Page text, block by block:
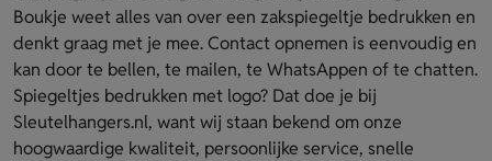
Boukje weet alles van over een zakspiegeltje bedrukken en
denkt graag met je mee. Contact opnemen is eenvoudig en
kan door te bellen, te mailen, te WhatsAppen of te chatten.
Spiegeltjes bedrukken met logo? Dat doe je bij
Sleutelhangers.nl, want wij staan bekend om onze
hoogwaardige kwaliteit, persoonlijke service, snelle